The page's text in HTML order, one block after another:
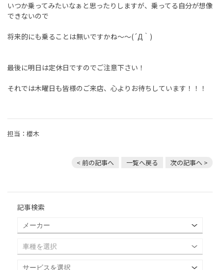
いつか乗ってみたいなぁと思ったりしますが、乗ってる自分が想像
できないので
将来的にも乗ることは無いですかね～～(´Д｀)
最後に明日は定休日ですのでご注意下さい！
それでは木曜日も皆様のご来店、心よりお待ちしています！！！
担当：櫻木
< 前の記事へ 一覧へ戻る 次の記事へ >
記事検索